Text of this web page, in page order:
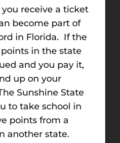
receive a ticket
become part of
in Florida. If the
in the state
and you pay it,
up on your
Sunshine State
to take school in
points from a
another state.